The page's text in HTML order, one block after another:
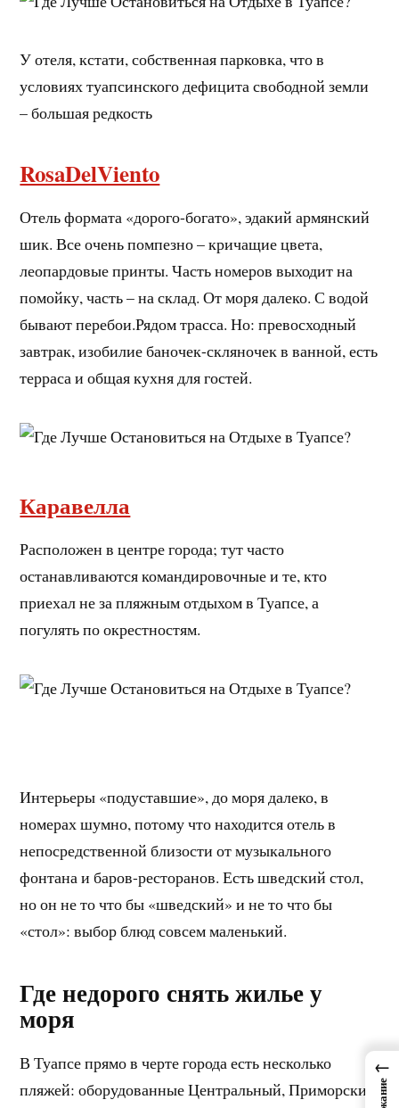
У отеля, кстати, собственная парковка, что в
условиях туапсинского дефицита свободной земли
– большая редкость
RosaDelViento
Отель формата «дорого-богато», эдакий армянский
шик. Все очень помпезно – кричащие цвета,
леопардовые принты. Часть номеров выходит на
помойку, часть – на склад. От моря далеко. С водой
бывают перебои.Рядом трасса. Но: превосходный
завтрак, изобилие баночек-скляночек в ванной, есть
терраса и общая кухня для гостей.
Каравелла
Расположен в центре города; тут часто
останавливаются командировочные и те, кто
приехал не за пляжным отдыхом в Туапсе, а
погулять по окрестностям.
Интерьеры «подуставшие», до моря далеко, в
номерах шумно, потому что находится отель в
непосредственной близости от музыкального
фонтана и баров-ресторанов. Есть шведский стол,
но он не то что бы «шведский» и не то что бы
«стол»: выбор блюд совсем маленький.
Где недорого снять жилье у
моря
В Туапсе прямо в черте города есть несколько
пляжей: оборудованные Центральный, Приморский
←